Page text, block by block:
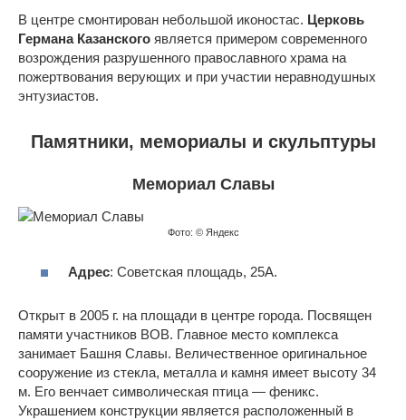
В центре смонтирован небольшой иконостас. Церковь
Германа Казанского является примером современного
возрождения разрушенного православного храма на
пожертвования верующих и при участии неравнодушных
энтузиастов.
Памятники, мемориалы и скульптуры
Мемориал Славы
Фото: © Яндекс
Адрес: Советская площадь, 25А.
Открыт в 2005 г. на площади в центре города. Посвящен
памяти участников ВОВ. Главное место комплекса
занимает Башня Славы. Величественное оригинальное
сооружение из стекла, металла и камня имеет высоту 34
м. Его венчает символическая птица — феникс.
Украшением конструкции является расположенный в